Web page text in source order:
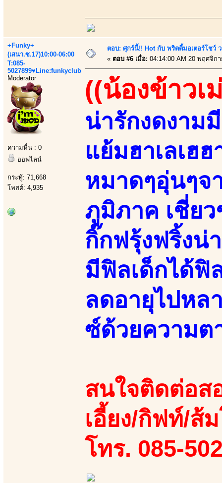
+Funky+
(เสนา.ซ.17)10:00-06:00
T:085-
5027899♥Line:funkyclub
Moderator
ความหื่น : 0
ออฟไลน์
กระทู้: 71,668
โพสต์: 4,935
ตอบ: ศุกร์นี้!! Hot กับ พริตตี้มอเตอร์โชว์ ว
« ตอบ #6 เมื่อ: 04:14:00 AM 20 พฤศจิก
((น้องข้าวเ
น่ารักงดงาม
แย้มฮาเลเฮ
หมาดๆอุ่นๆจ
ภูมิภาค เชี่ย
กิ๊กฟรุ้งฟริ้งน่
มีฟิลเด็กได้
ลดอายุไปหล
ซ์ด้วยความต
สนใจติดต่อส
เอี้ยง/กิฟท์/ส้
โทร. 085-